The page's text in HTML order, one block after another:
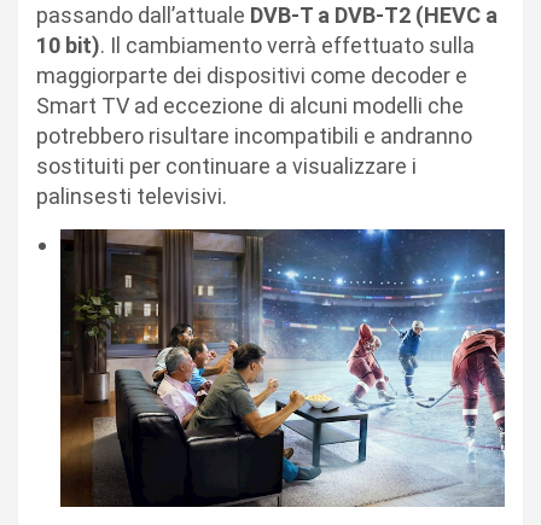
passando dall’attuale DVB-T a DVB-T2 (HEVC a
10 bit). Il cambiamento verrà effettuato sulla
maggiorparte dei dispositivi come decoder e
Smart TV ad eccezione di alcuni modelli che
potrebbero risultare incompatibili e andranno
sostituiti per continuare a visualizzare i
palinsesti televisivi.